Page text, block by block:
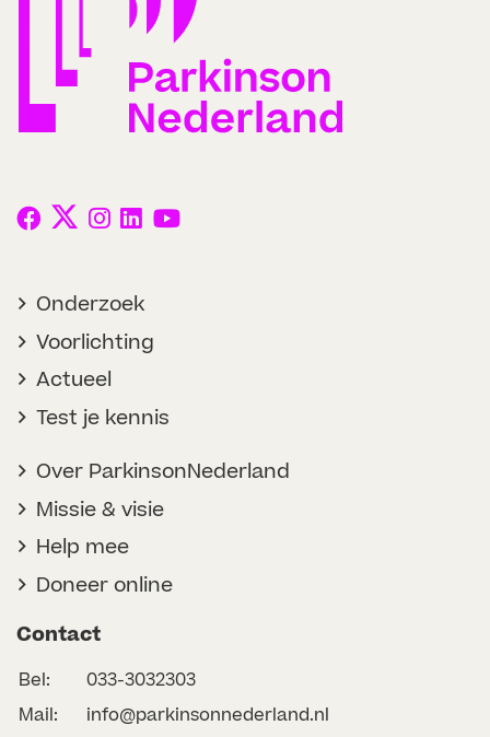
Onderzoek
Voorlichting
Actueel
Test je kennis
Over ParkinsonNederland
Missie & visie
Help mee
Doneer online
Contact
Bel:
033-3032303
Mail:
info@parkinsonnederland.nl